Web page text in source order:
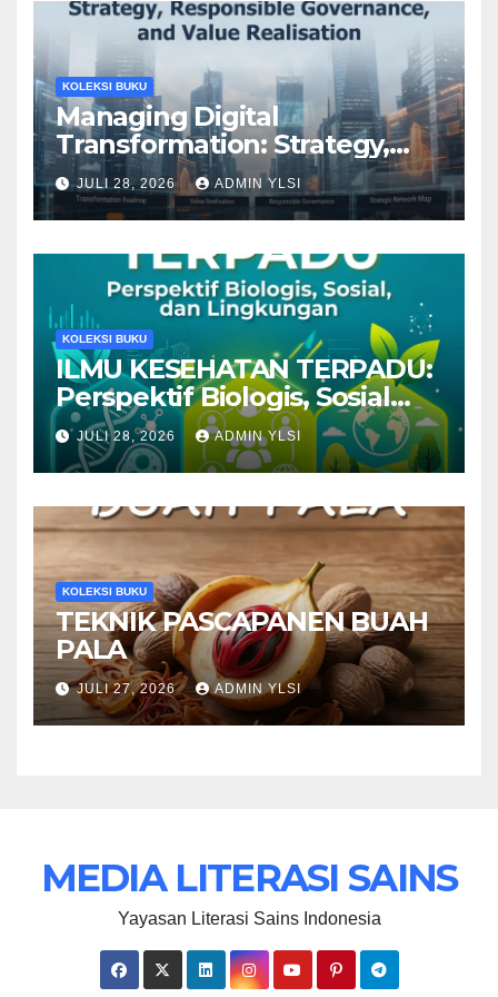
KOLEKSI BUKU
Managing Digital
Transformation: Strategy,
Responsible Governance,
and Value Realisation
JULI 28, 2026 ADMIN YLSI
KOLEKSI BUKU
ILMU KESEHATAN TERPADU:
Perspektif Biologis, Sosial
dan Lingkungan
JULI 28, 2026 ADMIN YLSI
KOLEKSI BUKU
TEKNIK PASCAPANEN BUAH
PALA
JULI 27, 2026 ADMIN YLSI
MEDIA LITERASI SAINS
Yayasan Literasi Sains Indonesia